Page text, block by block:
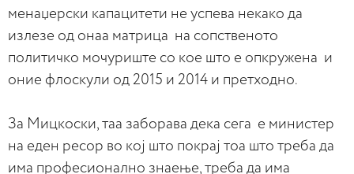
менаџерски капацитети не успева некако да
излезе од онаа матрица на сопственото
политичко мочуриште со кое што е опкружена и
оние флоскули од 2015 и 2014 и претходно.
За Мицкоски, таа заборава дека сега е министер
на еден ресор во кој што покрај тоа што треба да
има професионално знаење, треба да има